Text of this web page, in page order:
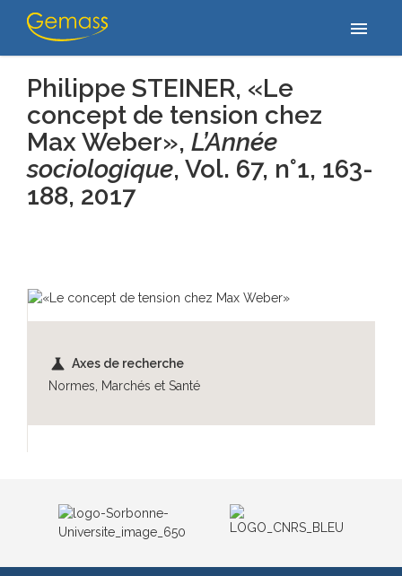
menu
Accueil/Publications
chez Max Weber», L’Année sociologique, Vol. 67, n°1, 163-188,…
Philippe STEINER, «Le
concept de tension chez
Max Weber», L’Année
sociologique, Vol. 67, n°1, 163-
188, 2017
science Axes de recherche
Normes, Marchés et Santé